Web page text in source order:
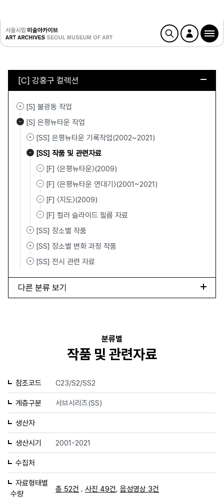
[C] 강홍구 컬렉션
[S] 불광동 작업
[S] 은평뉴타운 작업
[SS] 은평뉴타운 기록작업(2002~2021)
[SS] 작품 및 관련자료
[F] 〈은평뉴타운〉(2009)
[F] 〈은평뉴타운 연대기〉(2001~2021)
[F] 〈지도〉(2009)
[F] 컬러 슬라이드 필름 자료
[SS] 장소별 작품
[SS] 장소별 변화 과정 작품
[SS] 전시 관련 자료
다른 분류 보기
분류별
작품 및 관련자료
참조코드 C23/S2/SS2
계층구분 서브시리즈(SS)
생산자
생산시기 2001-2021
수집처
자료형태별
수량
총 52건 , 사진 49건 음성영상 3건